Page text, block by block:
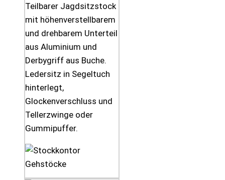
Teilbarer Jagdsitzstock
mit höhenverstellbarem
und drehbarem Unterteil
aus Aluminium und
Derbygriff aus Buche.
Ledersitz in Segeltuch
hinterlegt,
Glockenverschluss und
Tellerzwinge oder
Gummipuffer.